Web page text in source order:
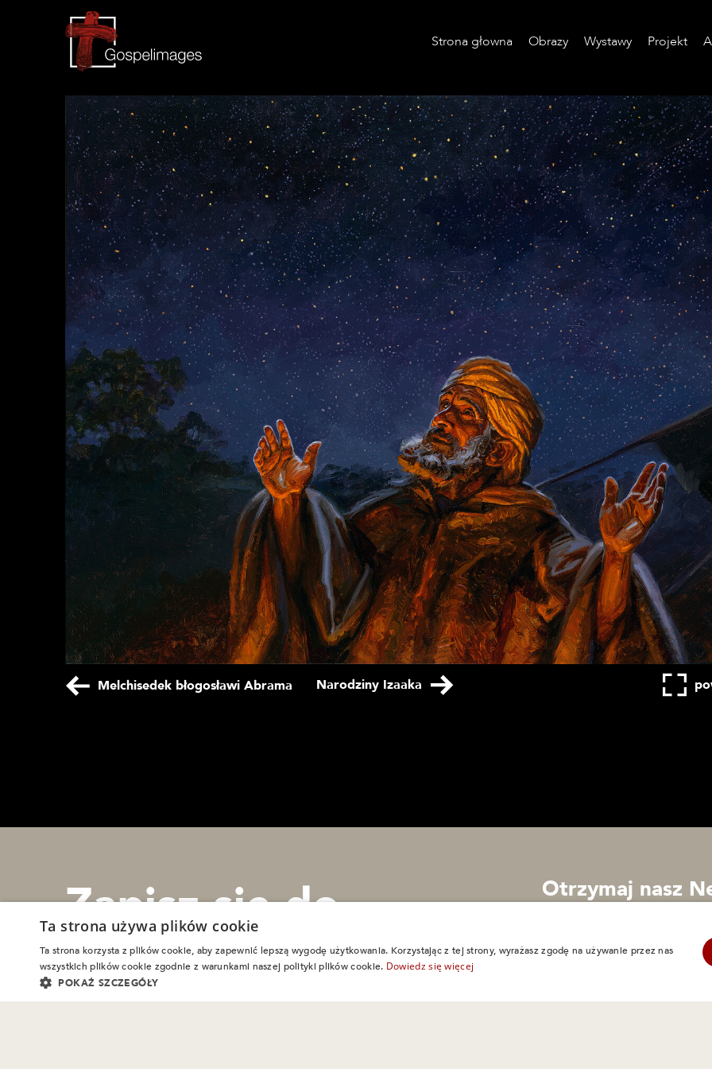
Strona głowna Obrazy Wystawy Projekt
Melchisedek błogosławi Abrama Narodziny Izaaka
Zapisz się do
Newslettera
Otrzymaj nasz
Ta strona używa plików cookie
Ta strona korzysta z plików cookie, aby zapewnić lepszą wygodę użytkowania. Korzystając z tej strony, wyrażasz zgodę na używanie przez nas
wszystkich plików cookie zgodnie z warunkami naszej polityki plików cookie. Dowiedz się więcej
POKAŻ SZCZEGÓŁY